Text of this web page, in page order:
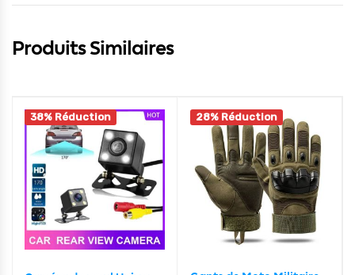
Produits Similaires
38% Réduction 28% Réduction